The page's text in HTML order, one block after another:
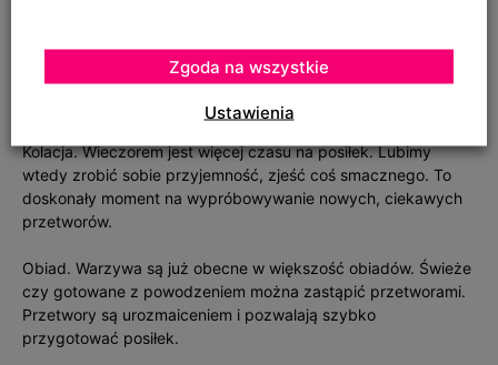
posiłkami, na drugie śniadanie i na podwieczorek.
Kolacja. Wieczorem jest więcej czasu na posiłek. Lubimy
wtedy zrobić sobie przyjemność, zjeść coś smacznego. To
doskonały moment na wypróbowywanie nowych, ciekawych
przetworów.
Obiad. Warzywa są już obecne w większość obiadów. Świeże
czy gotowane z powodzeniem można zastąpić przetworami.
Przetwory są urozmaiceniem i pozwalają szybko
przygotować posiłek.
Ustawienia
Zgoda na wszystkie